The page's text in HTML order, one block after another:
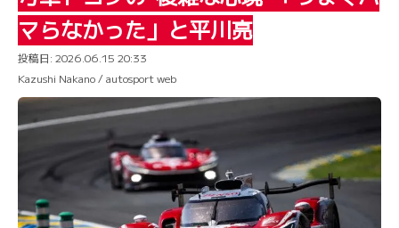
マらなかった」と平川亮
投稿日: 2026.06.15 20:33
Kazushi Nakano / autosport web